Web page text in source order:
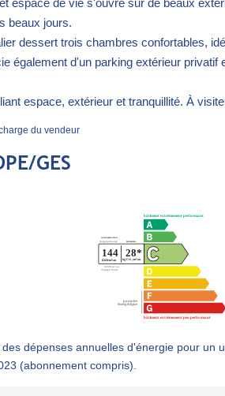
espace de vie s'ouvre sur de beaux
beaux jours.
dessert trois chambres confortables,
également d'un parking extérieur
espace, extérieur et tranquillité. À
du vendeur
GES
dépenses annuelles d'énergie pour
(abonnement compris).